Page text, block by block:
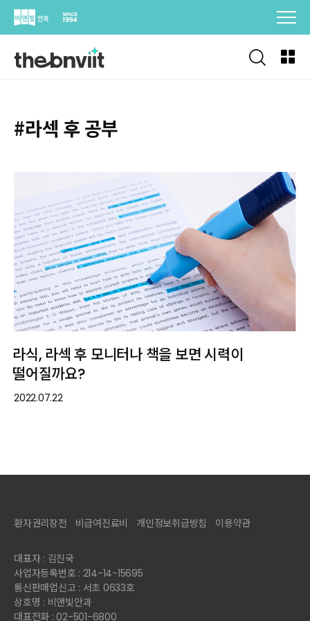
Skip
#라섹 후 공부
라식, 라섹 후 모니터나 책을 보면 시력이
떨어질까요?
2022.07.22
환자권리장전 비급여진료비 개인정보취급방침 이용약관
대표자 : 김진국
사업자등록번호 : 214-14-15695
통신판매업신고 : 서초 0633호
상호명 : 비앤빛안과
대표전화 : 02-501-6800